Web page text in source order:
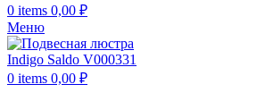
0 items 0,00 ₽
Меню
0 items 0,00 ₽